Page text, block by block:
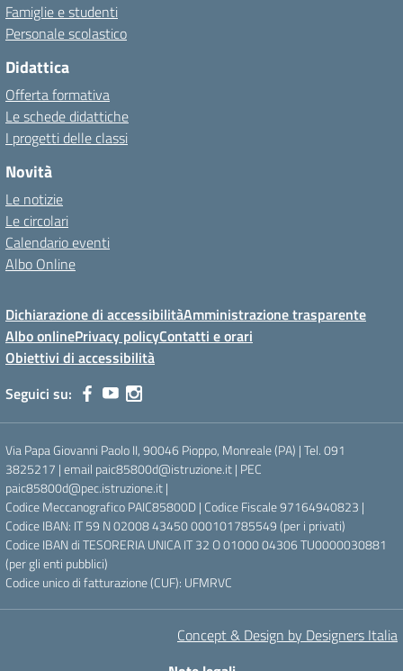
Famiglie e studenti
Personale scolastico
Didattica
Offerta formativa
Le schede didattiche
I progetti delle classi
Novità
Le notizie
Le circolari
Calendario eventi
Albo Online
Dichiarazione di accessibilitàAmministrazione trasparente
Albo onlinePrivacy policyContatti e orari
Obiettivi di accessibilità
Seguici su:
Via Papa Giovanni Paolo II, 90046 Pioppo, Monreale (PA) | Tel. 091
3825217 | email paic85800d@istruzione.it | PEC
paic85800d@pec.istruzione.it |
Codice Meccanografico PAIC85800D | Codice Fiscale 97164940823 |
Codice IBAN: IT 59 N 02008 43450 000101785549 (per i privati)
Codice IBAN di TESORERIA UNICA IT 32 O 01000 04306 TU0000030881
(per gli enti pubblici)
Codice unico di fatturazione (CUF): UFMRVC
Concept & Design by Designers Italia